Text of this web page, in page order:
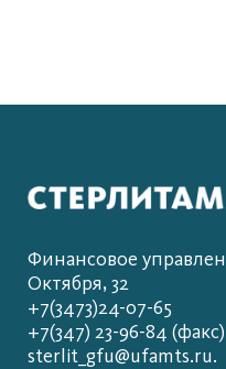
Финансовое
Октября, 32
+7(3473)24-07-65
+7(347) 23-96-84 (факс)
sterlit_gfu@ufamts.ru.